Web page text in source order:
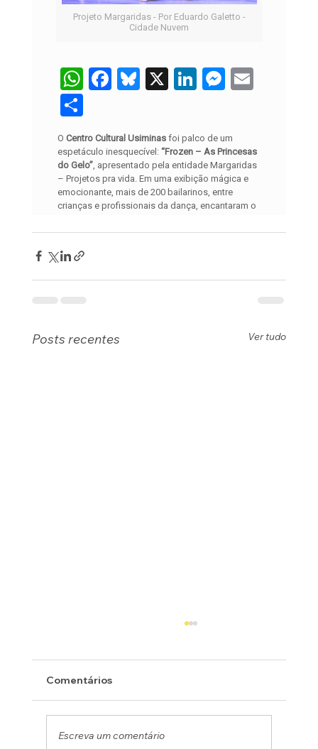
Posts recentes Ver tudo
Comentários
Escreva um comentário